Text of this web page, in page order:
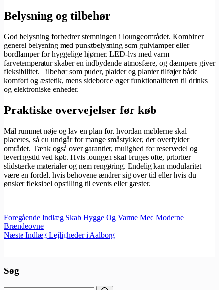
Belysning og tilbehør
God belysning forbedrer stemningen i loungeområdet. Kombiner
generel belysning med punktbelysning som gulvlamper eller
bordlamper for hyggelige hjørner. LED-lys med varm
farvetemperatur skaber en indbydende atmosfære, og dæmpere giver
fleksibilitet. Tilbehør som puder, plaider og planter tilføjer både
komfort og æstetik, mens sideborde øger funktionaliteten til drinks
og elektroniske enheder.
Praktiske overvejelser før køb
Mål rummet nøje og lav en plan for, hvordan møblerne skal
placeres, så du undgår for mange småstykker, der overfylder
området. Tænk også over garantier, mulighed for reservedel og
leveringstid ved køb. Hvis loungen skal bruges ofte, prioriter
slidstærke materialer og nem rengøring. Endelig kan modularitet
være en fordel, hvis behovene ændrer sig over tid eller hvis du
ønsker fleksibel opstilling til events eller gæster.
Foregående Indlæg Skab Hygge Og Varme Med Moderne
Brændeovne
Næste Indlæg Lejligheder i Aalborg
Søg